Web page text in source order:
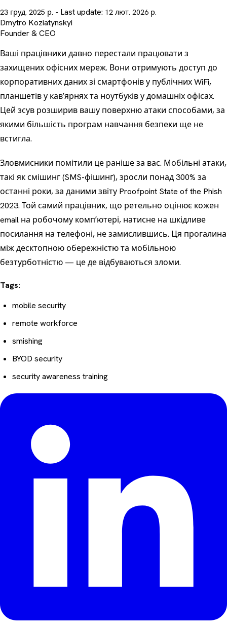
23 груд. 2025 р. - Last update: 12 лют. 2026 р.
Dmytro Koziatynskyi
Founder & CEO
Ваші працівники давно перестали працювати з
захищених офісних мереж. Вони отримують доступ до
корпоративних даних зі смартфонів у публічних WiFi,
планшетів у кавʼярнях та ноутбуків у домашніх офісах.
Цей зсув розширив вашу поверхню атаки способами, за
якими більшість програм навчання безпеки ще не
встигла.
Зловмисники помітили це раніше за вас. Мобільні атаки,
такі яксмішинг(SMS-фішинг), зросли понад 300% за
останні роки, за даними звіту Proofpoint State of the Phish
2023. Той самий працівник, що ретельно оцінює кожен
email на робочому компʼютері, натисне на шкідливе
посилання на телефоні, не замислившись. Ця прогалина
між десктопною обережністю та мобільною
безтурботністю — це де відбуваються зломи.
Tags:
mobile security
remote workforce
smishing
BYOD security
security awareness training